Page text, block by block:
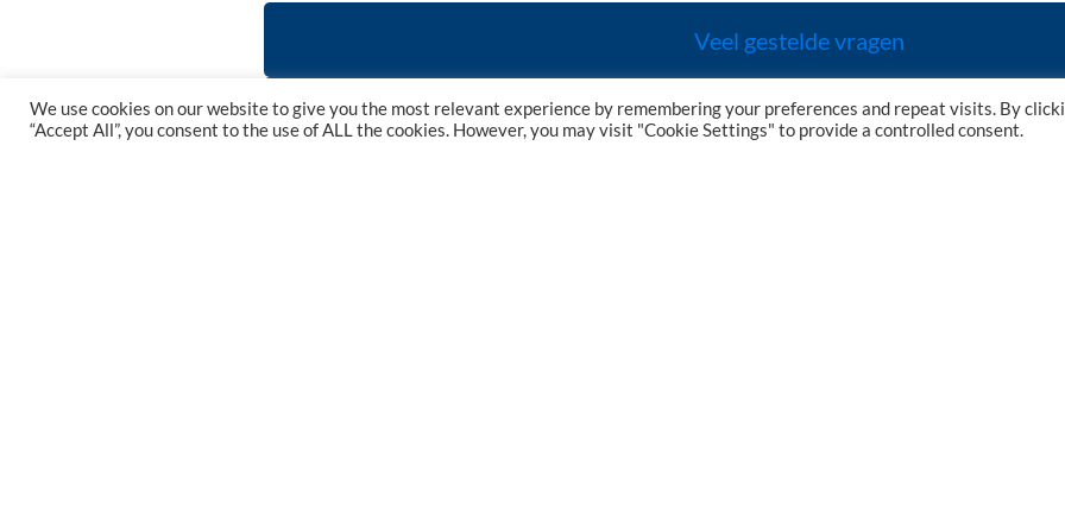
Veel gestelde vragen
Terugkijken Webinars
We use cookies on our website to give you the most relevant experience by remembering your preferences and repeat visits. By
“Accept All”, you consent to the use of ALL the cookies. However, you may visit "Cookie Settings" to provide a controlled consent.